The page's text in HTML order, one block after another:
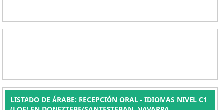
LISTADO DE ÁRABE: RECEPCIÓN ORAL - IDIOMAS NIVEL C1